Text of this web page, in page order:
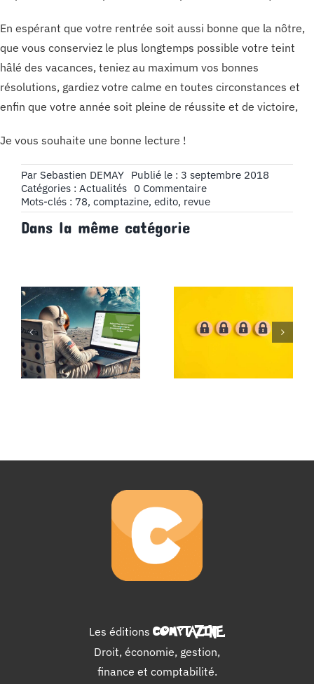
En espérant que votre rentrée soit aussi bonne que la nôtre,
que vous conserviez le plus longtemps possible votre teint
hâlé des vacances, teniez au maximum vos bonnes
résolutions, gardiez votre calme en toutes circonstances et
enfin que votre année soit pleine de réussite et de victoire,
Je vous souhaite une bonne lecture !
Par Sebastien DEMAY Publié le : 3 septembre 2018
Catégories : Actualités 0 Commentaireon
Édito
n°78
Mots-clés : 78, comptazine, edito, revue
Dans la même catégorie
Cours BTS CG
: Votre
plateforme
d’apprentissage
complète
pour le BTS
Comptabilité
et Gestion
protéger ses
Les éditions COMPTAZINE.
Droit, économie, gestion,
finance et comptabilité.